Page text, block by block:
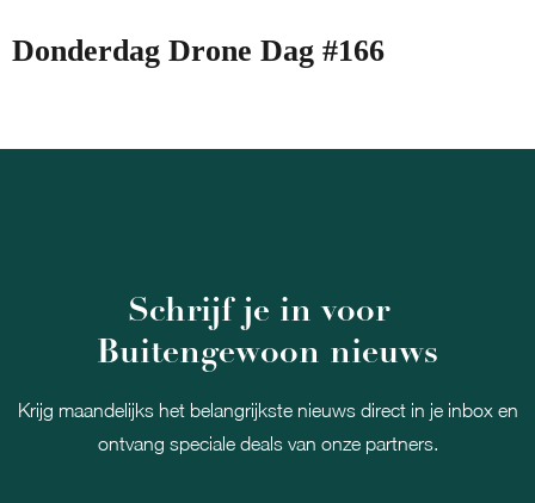
Donderdag Drone Dag #166
Schrijf je in voor
Buitengewoon nieuws
Krijg maandelijks het belangrijkste nieuws direct in je inbox en
ontvang speciale deals van onze partners.